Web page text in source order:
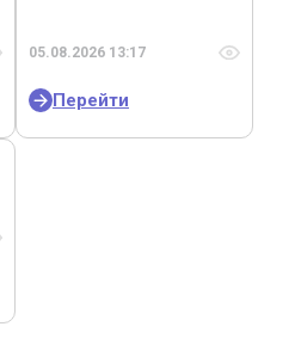
05.08.2026 13:17
Перейти